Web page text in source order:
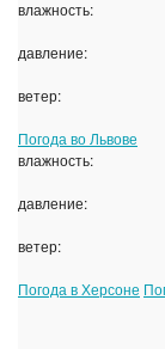
влажность:
давление:
ветер:
Погода во Львове
влажность:
давление:
ветер:
Погода в Херсоне